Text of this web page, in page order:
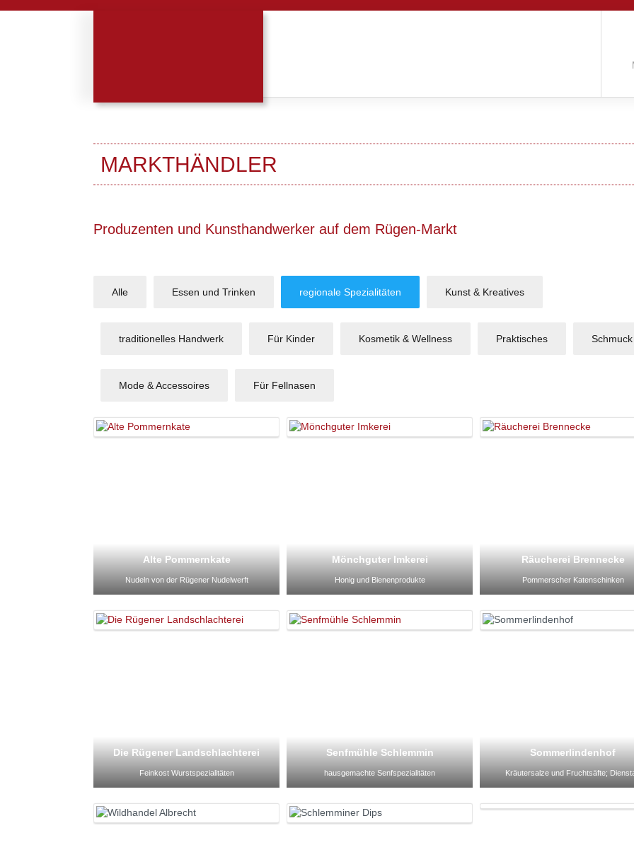
MARKTHÄNDLER
Produzenten und Kunsthandwerker auf dem Rügen-Markt
Alle Essen und Trinken regionale Spezialitäten Kunst & Kreatives
traditionelles Handwerk Für Kinder Kosmetik & Wellness Praktisches Schmuck
Mode & Accessoires Für Fellnasen
Alte Pommernkate
Nudeln von der Rügener Nudelwerft
Mönchguter Imkerei
Honig und Bienenprodukte
Räucherei Brennecke
Pommerscher Katenschinken
Die Rügener Landschlachterei
Feinkost Wurstspezialitäten
Senfmühle Schlemmin
hausgemachte Senfspezialitäten
Sommerlindenhof
Kräutersalze und Fruchtsäfte;